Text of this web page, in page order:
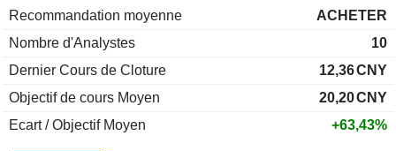
Recommandation moyenne
ACHETER
Nombre d'Analystes
10
Dernier Cours de Cloture
12,36CNY
Objectif de cours Moyen
20,20CNY
Ecart / Objectif Moyen
+63,43%